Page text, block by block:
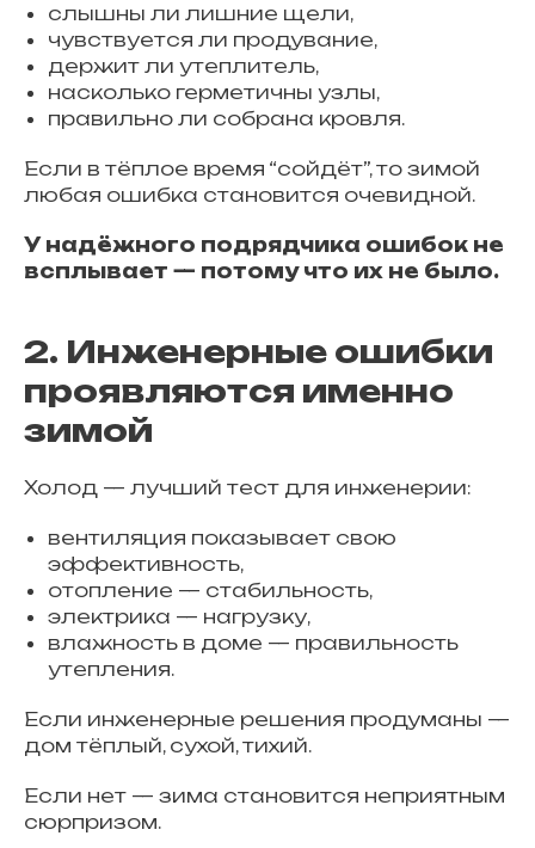
слышны ли лишние щели,
чувствуется ли продувание,
держит ли утеплитель,
насколько герметичны узлы,
правильно ли собрана кровля.
Если в тёплое время “сойдёт”, то зимой
любая ошибка становится очевидной.
У надёжного подрядчика ошибок не
всплывает — потому что их не было.
2. Инженерные ошибки
проявляются именно
зимой
Холод — лучший тест для инженерии:
вентиляция показывает свою
эффективность,
отопление — стабильность,
электрика — нагрузку,
влажность в доме — правильность
утепления.
Если инженерные решения продуманы —
дом тёплый, сухой, тихий.
Если нет — зима становится неприятным
сюрпризом.